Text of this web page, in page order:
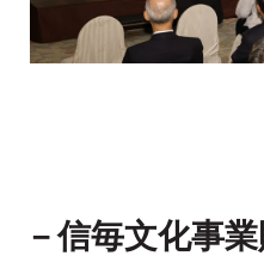
－信毎文化事